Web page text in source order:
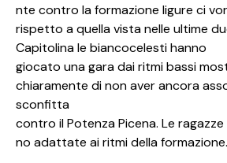
nte contro la formazione ligure ci
rispetto a quella vista nelle ultime
Capitolina le biancocelesti hanno
giocato una gara dai ritmi bassi
chiaramente di non aver ancora
sconfitta
contro il Potenza Picena. Le
no adattate ai ritmi della